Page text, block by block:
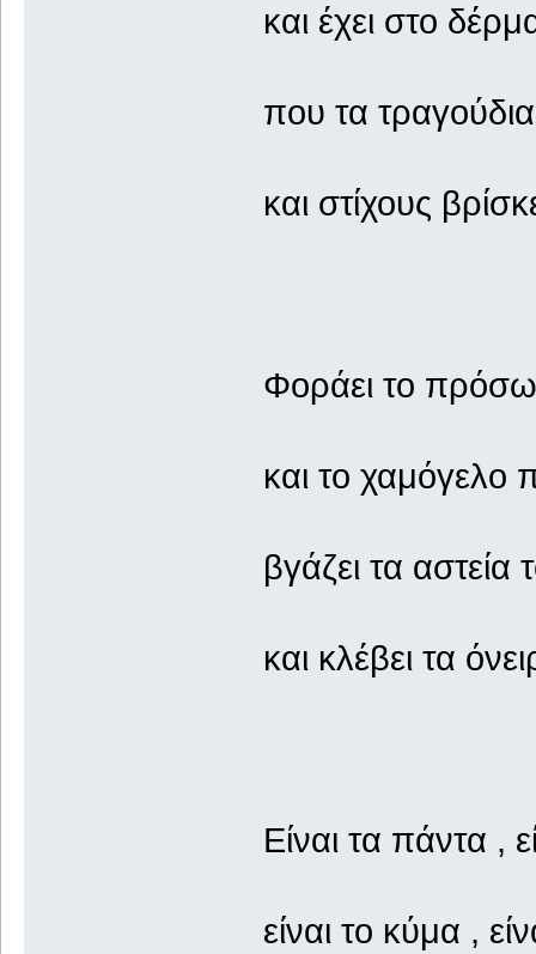
και έχει στο
που τα
και στίχους
Φοράει το
και το
βγάζει τα
και κλέβει τα
Είναι τα πάντα ,
είναι το κύμα ,